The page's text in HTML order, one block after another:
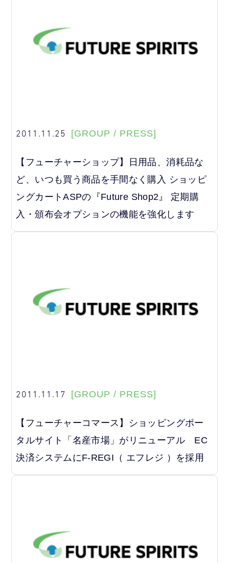
2011.11.25 [GROUP / PRESS]
【フューチャーショップ】日用品、消耗品な
ど、いつも買う商品を手間なく購入 ショッピ
ングカートASPの『Future Shop2』 定期購
入・頒布会オプションの機能を強化します
2011.11.17 [GROUP / PRESS]
【フューチャーコマース】ショッピングポー
タルサイト「名産市場」がリニューアル EC
決済システムにF-REGI（ エフレジ ）を採用